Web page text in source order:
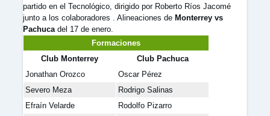
partido en el Tecnológico, dirigido por Roberto Ríos Jacomé
junto a los colaboradores . Alineaciones de Monterrey vs
Pachucadel 17 de enero.
Formaciones
Club Monterrey
Club Pachuca
Jonathan Orozco
Oscar Pérez
Severo Meza
Rodrigo Salinas
Efraín Velarde
Rodolfo Pizarro